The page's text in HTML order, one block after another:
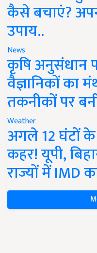
कैसे बचाएं?
उपाय..
News
कृषि अनुसंधान
वैज्ञानिकों का
तकनीकों पर
Weather
अगले 12 घंटों के
कहर! यूपी,
राज्यों में IMD